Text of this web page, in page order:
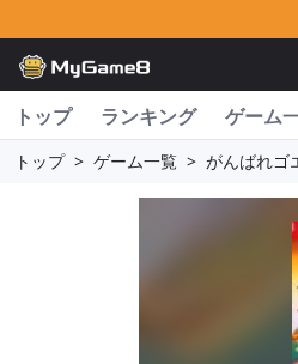
トップ ランキング ゲーム
トップ > ゲーム一覧 > がんばれゴ